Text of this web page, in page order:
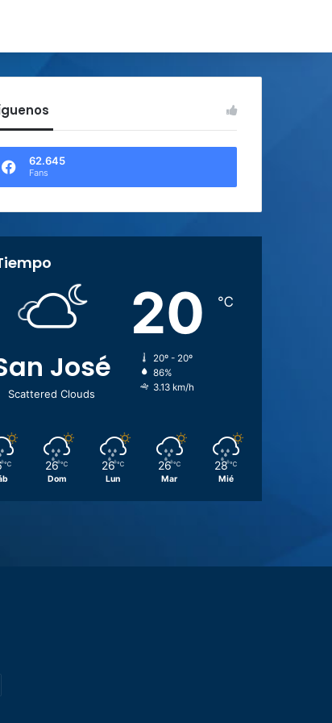
62.645
Fans
José
Scattered Clouds
20 ℃
20º - 20º
86%
3.13 km/h
℃ 26 ℃
Dom
26 ℃
Lun
26 ℃
Mar
28 ℃
Mié